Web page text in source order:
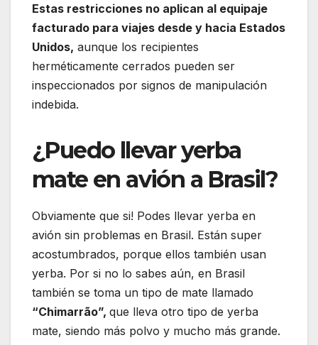
Estas restricciones no aplican al equipaje
facturado para viajes desde y hacia Estados
Unidos, aunque los recipientes
herméticamente cerrados pueden ser
inspeccionados por signos de manipulación
indebida.
¿Puedo llevar yerba
mate en avión a Brasil?
Obviamente que si! Podes llevar yerba en
avión sin problemas en Brasil. Están super
acostumbrados, porque ellos también usan
yerba. Por si no lo sabes aún, en Brasil
también se toma un tipo de mate llamado
“Chimarrão”, que lleva otro tipo de yerba
mate, siendo más polvo y mucho más grande.